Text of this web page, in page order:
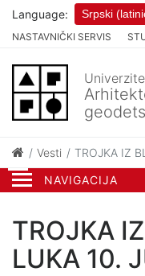
NAVIGACIJA
NASTAVNIČKI SERVIS
Language: Srpski
Vesti TROJKA IZ
TROJKA
LUKA 10.